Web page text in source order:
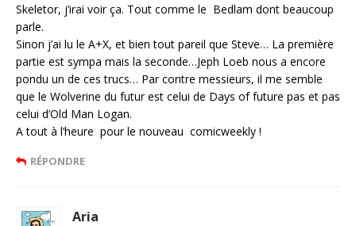
Skeletor, j’irai voir ça. Tout comme le Bedlam dont beaucoup
parle.
Sinon j’ai lu le A+X, et bien tout pareil que Steve… La première
partie est sympa mais la seconde…Jeph Loeb nous a encore
pondu un de ces trucs… Par contre messieurs, il me semble
que le Wolverine du futur est celui de Days of future pas et pas
celui d’Old Man Logan.
A tout à l’heure pour le nouveau comicweekly !
RÉPONDRE
Aria